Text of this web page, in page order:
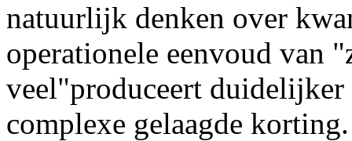
natuurlijk denken over
operationele eenvoud van
veel"produceert
complexe gelaagde